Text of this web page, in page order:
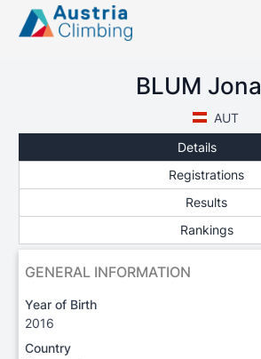
BLUM Jona
AUT
Details
Registrations
Results
Rankings
GENERAL INFORMATION
Year of Birth
2016
Country